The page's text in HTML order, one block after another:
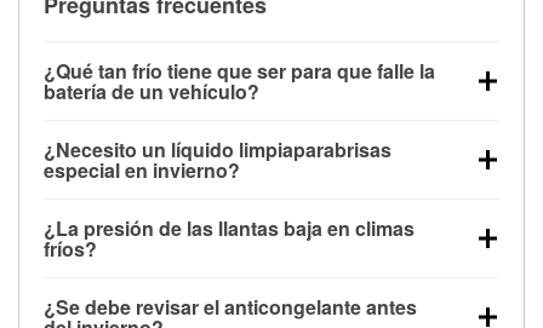
¿Qué tan frío tiene que ser para que falle la
batería de un vehículo?
debajo de los 32 °F y puede perder hasta la mitad de
su potencia de arranque cerca de los 0 °F, lo que
arranque.
¿Necesito un líquido limpiaparabrisas
especial en invierno?
la congelación y ayuda a disolver la sal y la nieve
derretida en la carretera para mejorar la visibilidad.
¿La presión de las llantas baja en climas
fríos?
alrededor de 1 PSI por cada 10 °F que baja la
¿Se debe revisar el anticongelante antes